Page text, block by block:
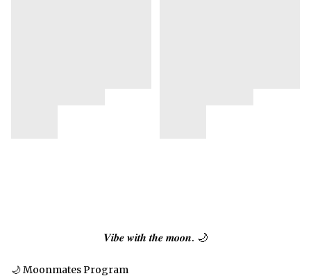
𝑽𝒊𝒃𝒆 𝒘𝒊𝒕𝒉 𝒕𝒉𝒆 𝒎𝒐𝒐𝒏. 🌙
🌙 Moonmates Program